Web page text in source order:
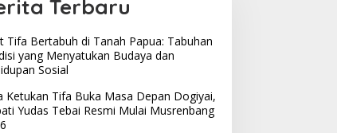
Terbaru
Tifa Bertabuh di Tanah Papua: Tabuhan
yang Menyatukan Budaya dan
Sosial
Ketukan Tifa Buka Masa Depan Dogiyai,
Yudas Tebai Resmi Mulai Musrenbang